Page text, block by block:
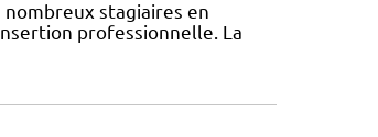
stagiaires en
professionnelle. La